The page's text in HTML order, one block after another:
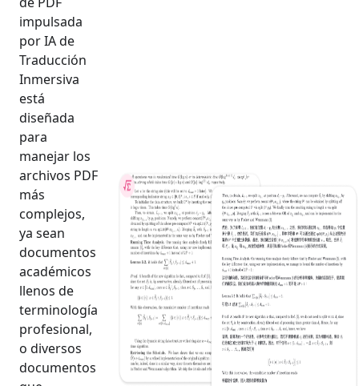
impulsada
por IA de
Traducción
Inmersiva
está
diseñada
para
manejar los
archivos PDF
más
complejos,
ya sean
documentos
académicos
llenos de
terminología
profesional,
o diversos
documentos